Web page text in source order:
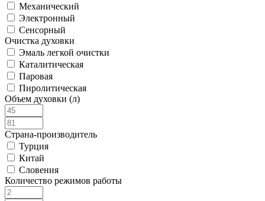
Механический
Электронный
Сенсорный
Очистка духовки
Эмаль легкой очистки
Каталитическая
Паровая
Пиролитическая
Объем духовки (л)
Страна-производитель
Турция
Китай
Словения
Количество режимов работы